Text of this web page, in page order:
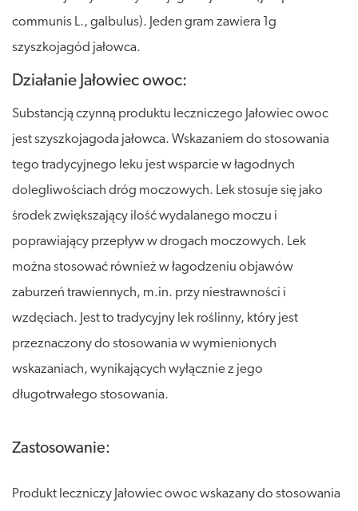
communis L., galbulus). Jeden gram zawiera 1g
szyszkojagód jałowca.
Działanie Jałowiec owoc:
Substancją czynną produktu leczniczego Jałowiec owoc
jest szyszkojagoda jałowca. Wskazaniem do stosowania
tego tradycyjnego leku jest wsparcie w łagodnych
dolegliwościach dróg moczowych. Lek stosuje się jako
środek zwiększający ilość wydalanego moczu i
poprawiający przepływ w drogach moczowych. Lek
można stosować również w łagodzeniu objawów
zaburzeń trawiennych, m.in. przy niestrawności i
wzdęciach. Jest to tradycyjny lek roślinny, który jest
przeznaczony do stosowania w wymienionych
wskazaniach, wynikających wyłącznie z jego
długotrwałego stosowania.
Zastosowanie:
Produkt leczniczy Jałowiec owoc wskazany do stosowania